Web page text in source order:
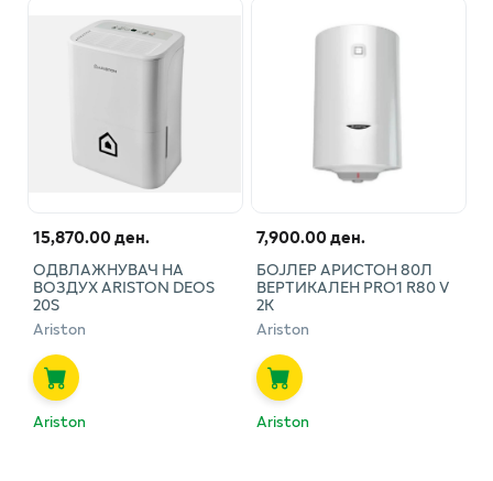
15,870.00 ден.
ОДВЛАЖНУВАЧ НА
ВОЗДУХ ARISTON DEOS
20S
Ariston
Ariston
7,900.00 ден.
БОЈЛЕР АРИСТОН 80Л
ВЕРТИКАЛЕН PRO1 R80 V
2К
Ariston
Ariston